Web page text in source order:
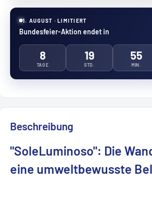
1. AUGUST · LIMITIERT
Bundesfeier-Aktion endet in
8
TAGE
19
STD.
55
MIN.
Beschreibung
"SoleLuminoso": Die
eine umweltbewusste